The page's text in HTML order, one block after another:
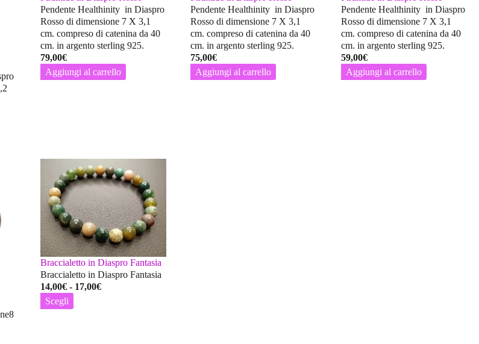
Pendente Healthinity in Diaspro
Rosso di dimensione 7 X 3,1
cm. compreso di catenina da 40
cm. in argento sterling 925.
79,00€
Aggiungi al carrello
Pendente Healthinity in Diaspro
Rosso di dimensione 7 X 3,1
cm. compreso di catenina da 40
cm. in argento sterling 925.
75,00€
Aggiungi al carrello
Pendente Healthinity in Diaspro
Rosso di dimensione 7 X 3,1
cm. compreso di catenina da 40
cm. in argento sterling 925.
59,00€
Aggiungi al carrello
Braccialetto in Diaspro Fantasia
Braccialetto in Diaspro Fantasia
14,00€ - 17,00€Fascia
Scegli